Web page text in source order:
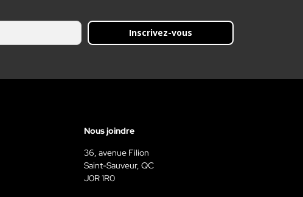
Inscrivez-vous
Nous joindre
36, avenue Filion
Saint-Sauveur, QC
J0R 1R0